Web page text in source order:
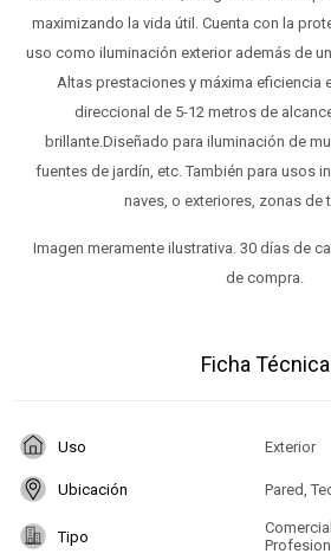
maximizando la vida útil. Cuenta con la
uso como iluminación exterior además de
Altas prestaciones y máxima eficiencia
direccional de 5-12 metros de
brillante.Diseñado para iluminación de
fuentes de jardín, etc. También para usos
naves, o exteriores, zonas de
Imagen meramente ilustrativa. 30 días de
de compra.
Ficha Técnica
Uso Exterior
Ubicación Pared,
Tipo